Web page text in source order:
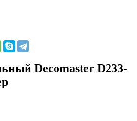
Decomaster D233-